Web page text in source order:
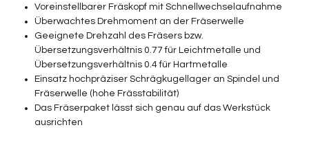
Voreinstellbarer Fräskopf mit Schnellwechselaufnahme
Überwachtes Drehmoment an der Fräserwelle
Geeignete Drehzahl des Fräsers bzw.
Übersetzungsverhältnis 0.77 für Leichtmetalle und
Übersetzungsverhältnis 0.4 für Hartmetalle
Einsatz hochpräziser Schrägkugellager an Spindel und
Fräserwelle (hohe Frässtabilität)
Das Fräserpaket lässt sich genau auf das Werkstück
ausrichten